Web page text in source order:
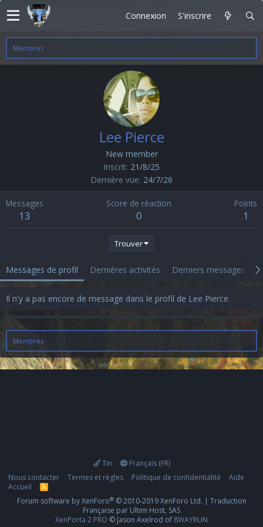
Connexion S'inscrire
Membres
Lee Pierce
New member
Inscrit 21/8/25
Dernière vue 24/7/26
Messages
13
Score de réaction
0
Points
1
Trouver
Messages de profil Dernières activités Derniers messages
Il n'y a pas encore de message dans le profil de Lee Pierce.
Membres
Tin
Français (FR)
Nous contacter
Termes et règles Politique de confidentialité
Aide
Accueil
R
S
S
Forum software by XenForo® © 2010-2019 XenForo Ltd. | Traduction
Française par Ultim Host, SAS
XenPorta 2 PRO © Jason Axelrod of 8WAYRUN